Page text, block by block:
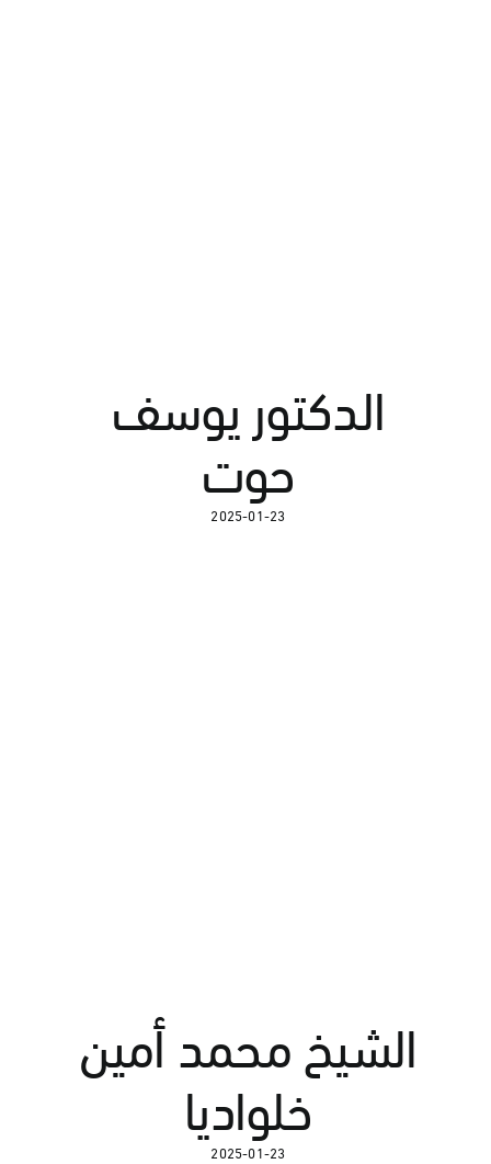
الدكتور يوسف
حوت
2025-01-23
الشيخ محمد أمين
خلواديا
2025-01-23